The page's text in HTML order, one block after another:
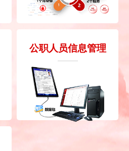
公职人员信息管理